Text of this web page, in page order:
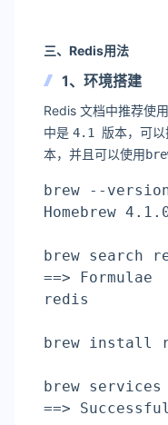
三、Redis用法
1、环境搭建
Redis 文档中推荐使用
中是 4.1 版本，可
本，并且可以使用
brew --
Homebrew
brew search
==> Formulae
redis
brew install
brew
==>